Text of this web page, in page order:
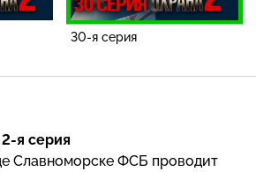
30-я серия
2-я серия
Славноморске ФСБ проводит